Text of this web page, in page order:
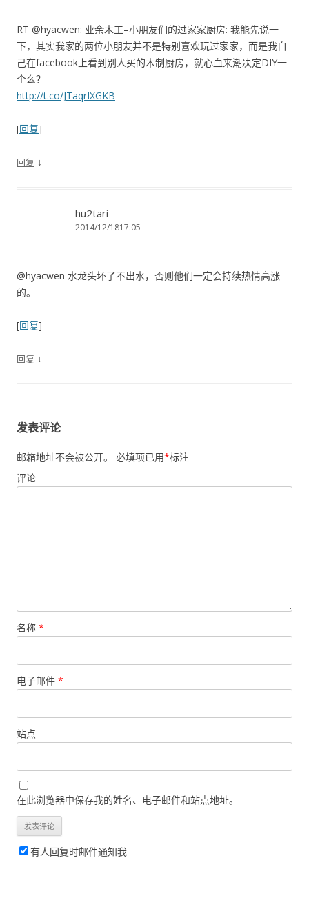
RT @hyacwen: 业余木工–小朋友们的过家家厨房: 我能先说一
下，其实我家的两位小朋友并不是特别喜欢玩过家家，而是我自
己在facebook上看到别人买的木制厨房，就心血来潮决定DIY一
个么？
http://t.co/JTaqrIXGKB
[回复]
回复 ↓
hu2tari
2014/12/1817:05
@hyacwen 水龙头坏了不出水，否则他们一定会持续热情高涨
的。
[回复]
回复 ↓
发表评论
邮箱地址不会被公开。 必填项已用*标注
评论
名称 *
电子邮件 *
站点
在此浏览器中保存我的姓名、电子邮件和站点地址。
有人回复时邮件通知我